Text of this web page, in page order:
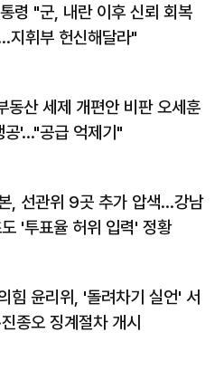
령 "군, 내란 이후 신뢰 회복
지휘부 헌신해달라"
동산 세제 개편안 비판 오세훈
공'…"공급 억제기"
, 선관위 9곳 추가 압색…강남
도 '투표율 허위 입력' 정황
힘 윤리위, '돌려차기 실언' 서
진종오 징계절차 개시